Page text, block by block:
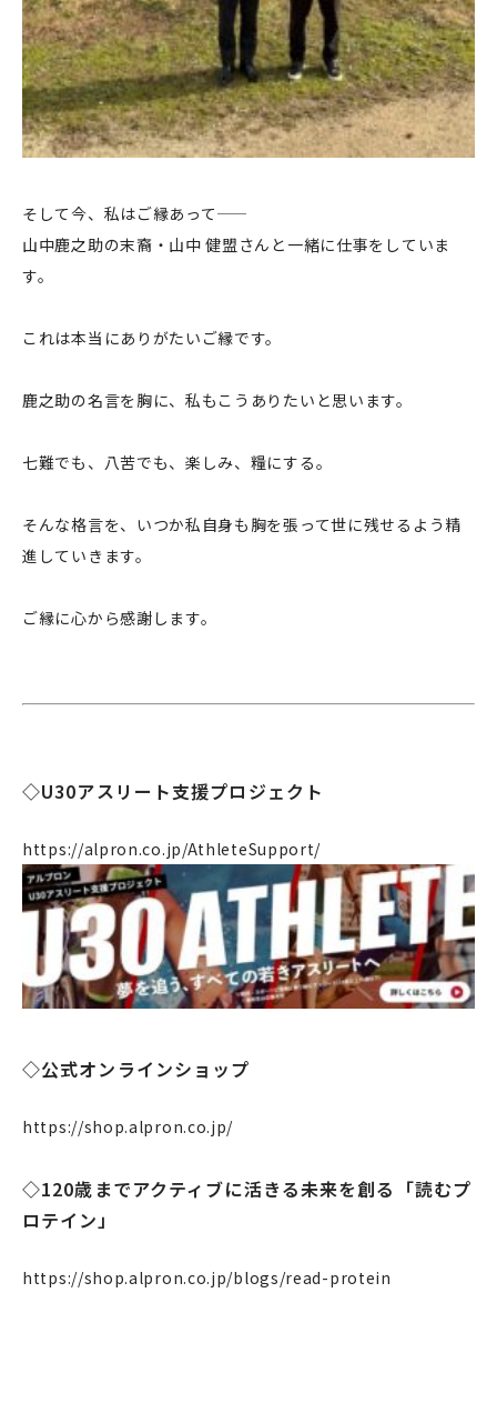
企業情報
事業案内
製造・工場
ニュース
お問い合わせ
個人のお客様
そして今、私はご縁あって——
山中鹿之助の末裔・山中 健盟さんと一緒に仕事をしていま
す。
これは本当にありがたいご縁です。
鹿之助の名言を胸に、私もこうありたいと思います。
七難でも、八苦でも、楽しみ、糧にする。
そんな格言を、いつか私自身も胸を張って世に残せるよう精
進していきます。
ご縁に心から感謝します。
◇U30アスリート支援プロジェクト
https://alpron.co.jp/AthleteSupport/
◇公式オンラインショップ
https://shop.alpron.co.jp/
◇120歳までアクティブに活きる未来を創る「読むプ
ロテイン」
https://shop.alpron.co.jp/blogs/read-protein